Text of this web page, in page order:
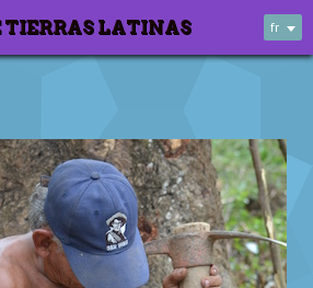
TIERRAS LATINAS fr